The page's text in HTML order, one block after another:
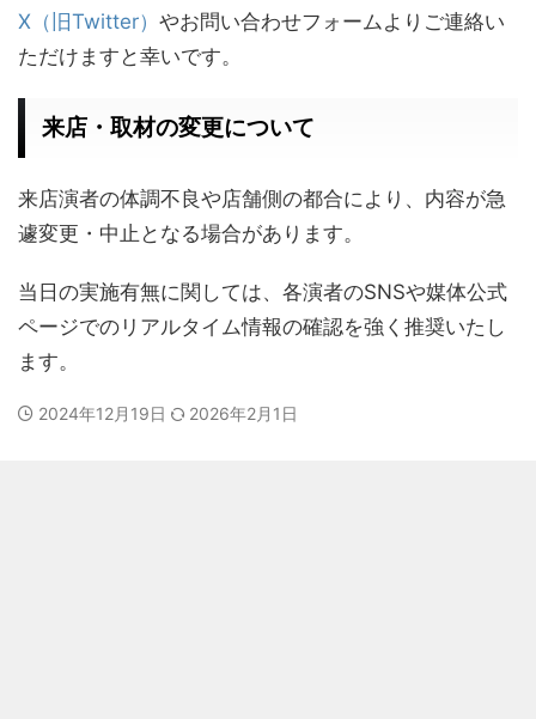
X（旧Twitter） やお問い合わせフォームよりご連絡い
ただけますと幸いです。
来店・取材の変更について
来店演者の体調不良や店舗側の都合により、内容が急
遽変更・中止となる場合があります。
当日の実施有無に関しては、各演者のSNSや媒体公式
ページでのリアルタイム情報の確認を強く推奨いたし
ます。
2024年12月19日 2026年2月1日